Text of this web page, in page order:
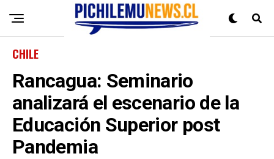
CHILE
Rancagua: Seminario
analizará el escenario de la
Educación Superior post
Pandemia